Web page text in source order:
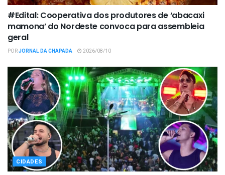
#Edital: Cooperativa dos produtores de ‘abacaxi
mamona’ do Nordeste convoca para assembleia
geral
PORJORNAL DA CHAPADA 2026/08/10
CIDADES